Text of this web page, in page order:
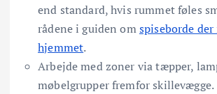
end standard, hvis rummet føles
rådene i guiden omspiseborde
hjemmet.
Arbejde med zoner via tæpper,
møbelgrupper fremfor skillevægge.